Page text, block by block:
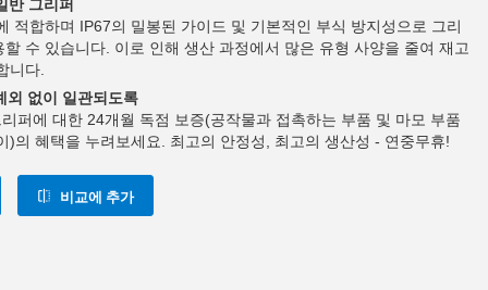
반 그리퍼
적합하며 IP67의 밀봉된 가이드 및 기본적인 부식 방지성으로 그리
수 있습니다. 이로 인해 생산 과정에서 많은 유형 사양을 줄여 재고
니다.
외 없이 일관되도록
퍼에 대한 24개월 독점 보증(공작물과 접촉하는 부품 및 마모 부품
)의 혜택을 누려보세요. 최고의 안정성, 최고의 생산성 - 연중무휴!
비교에 추가